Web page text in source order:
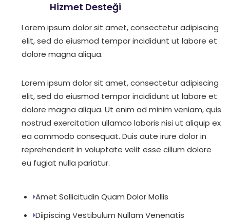
Hizmet Desteği
Lorem ipsum dolor sit amet, consectetur adipiscing
elit, sed do eiusmod tempor incididunt ut labore et
dolore magna aliqua.
Lorem ipsum dolor sit amet, consectetur adipiscing
elit, sed do eiusmod tempor incididunt ut labore et
dolore magna aliqua. Ut enim ad minim veniam, quis
nostrud exercitation ullamco laboris nisi ut aliquip ex
ea commodo consequat. Duis aute irure dolor in
reprehenderit in voluptate velit esse cillum dolore
eu fugiat nulla pariatur.
Amet Sollicitudin Quam Dolor Mollis
Diipiscing Vestibulum Nullam Venenatis